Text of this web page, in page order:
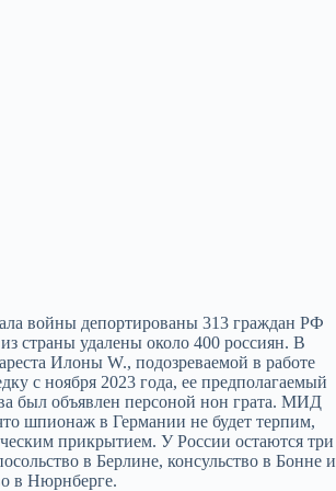
войны депортированы 313 граждан РФ
страны удалены около 400 россиян. В
Илоны W., подозреваемой в работе
с ноября 2023 года, ее предполагаемый
был объявлен персоной нон грата. МИД
шпионаж в Германии не будет терпим,
прикрытием. У России остаются три
в Берлине, консульство в Бонне и
в Нюрнберге.